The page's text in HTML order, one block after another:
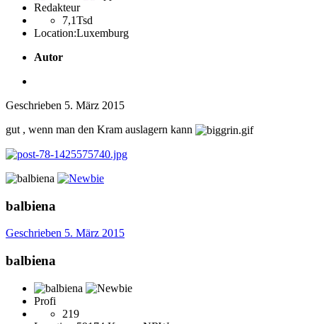
Redakteur
7,1Tsd
Location:Luxemburg
Autor
Geschrieben 5. März 2015
gut , wenn man den Kram auslagern kann
balbiena
Geschrieben 5. März 2015
balbiena
Profi
219